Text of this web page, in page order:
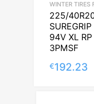
WINTER TIRES
225/
94V XL
3PMSF
€192.23